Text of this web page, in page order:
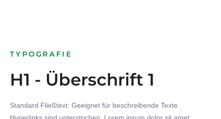
TYPOGRAFIE
H1 - Überschrift 1
Standard Fließtext: Geeignet für beschreibende Texte.